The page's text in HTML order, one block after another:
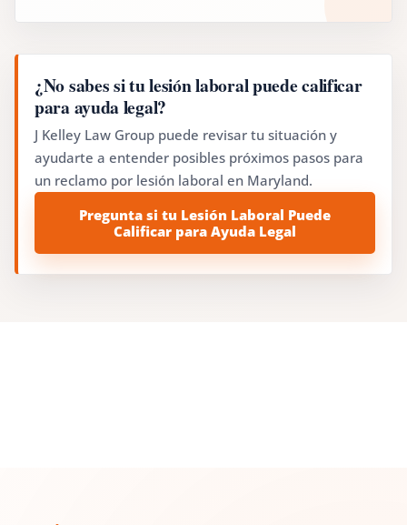
¿No sabes si tu lesión laboral puede calificar
para ayuda legal?
J Kelley Law Group puede revisar tu situación y
ayudarte a entender posibles próximos pasos para
un reclamo por lesión laboral en Maryland.
Pregunta si tu Lesión Laboral Puede
Calificar para Ayuda Legal